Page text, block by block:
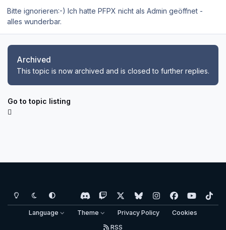
Bitte ignorieren:-) Ich hatte PFPX nicht als Admin geöffnet -
alles wunderbar.
Archived
This topic is now archived and is closed to further replies.
Go to topic listing
Light ModeDark ModeSystem Preference
d
i
s
w
i
b
l
u
n
s
a
y
o
u
i
Language Theme Privacy Policy
Cookies
RSS